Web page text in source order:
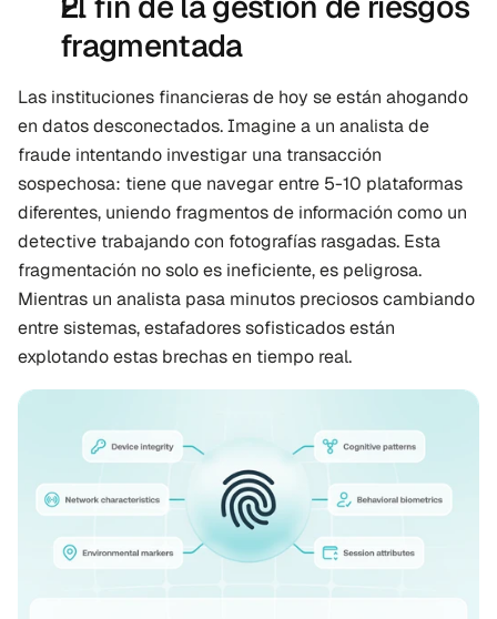
fragmentada
Las instituciones financieras de hoy se están ahogando
en datos desconectados. Imagine a un analista de
fraude intentando investigar una transacción
sospechosa: tiene que navegar entre 5-10 plataformas
diferentes, uniendo fragmentos de información como un
detective trabajando con fotografías rasgadas. Esta
fragmentación no solo es ineficiente, es peligrosa.
Mientras un analista pasa minutos preciosos cambiando
entre sistemas, estafadores sofisticados están
explotando estas brechas en tiempo real.